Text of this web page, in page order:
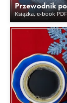
Przewodnik
Książka, e-book